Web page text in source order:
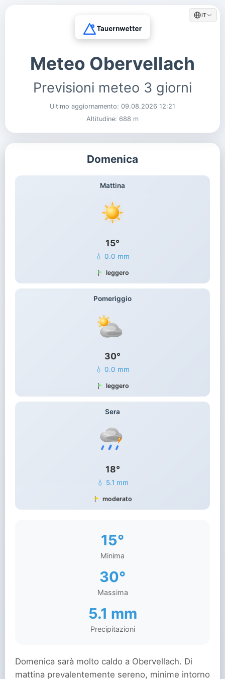
IT
Meteo Obervellach
Previsioni meteo 3 giorni
Ultimo aggiornamento: 09.08.2026 12:21
Altitudine: 688 m
Domenica
Mattina
15°
💧 0.0 mm
leggero
Pomeriggio
30°
💧 0.0 mm
leggero
Sera
18°
💧 5.1 mm
moderato
15°
Minima
30°
Massima
5.1 mm
Precipitazioni
Domenica sarà molto caldo a Obervellach. Di
mattina prevalentemente sereno, minime intorno